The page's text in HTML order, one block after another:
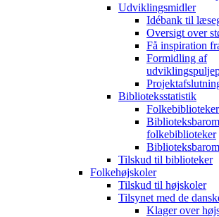
Udviklingsmidler
Idébank til
Oversigt over
Få inspiration
Formidling af
Biblioteksstatistik
folkebiblioteker
Tilskud til biblioteker
Folkehøjskoler
Tilskud til højskoler
Tilsynet med de
Klager over